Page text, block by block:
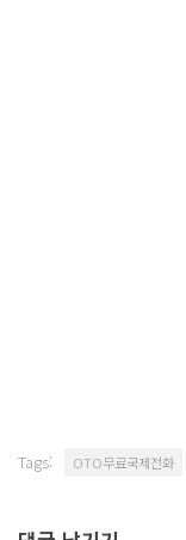
Tags: OTO무료국제전화